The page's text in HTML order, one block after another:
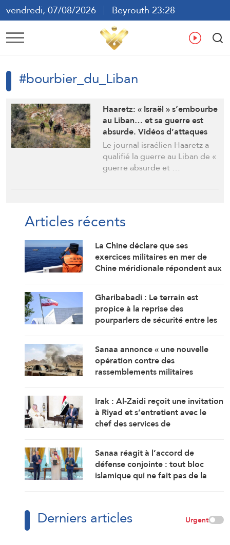
vendredi, 07/08/2026
Beyrouth 23:28
ع
#bourbier_du_Liban
Haaretz: « Israël » s’embourbe
au Liban… et sa guerre est
absurde. Vidéos d’attaques
aux drones Ababil
Le journal israélien Haaretz a
qualifié la guerre au Liban de «
guerre absurde et …
Articles récents
La Chine déclare que ses
exercices militaires en mer de
Chine méridionale répondent aux
Gharibabadi : Le terrain est
propice à la reprise des
pourparlers de sécurité entre les
Sanaa annonce « une nouvelle
opération contre des
rassemblements militaires
Irak : Al-Zaidi reçoit une invitation
à Riyad et s’entretient avec le
chef des services de
Sanaa réagit à l’accord de
défense conjointe : tout bloc
islamique qui ne fait pas de la
Derniers articles Urgent